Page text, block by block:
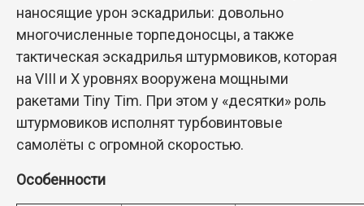
наносящие урон эскадрильи: довольно
многочисленные торпедоносцы, а также
тактическая эскадрилья штурмовиков, которая
на VIII и X уровнях вооружена мощными
ракетами Tiny Tim. При этом у «десятки» роль
штурмовиков исполнят турбовинтовые
самолёты с огромной скоростью.
Особенности